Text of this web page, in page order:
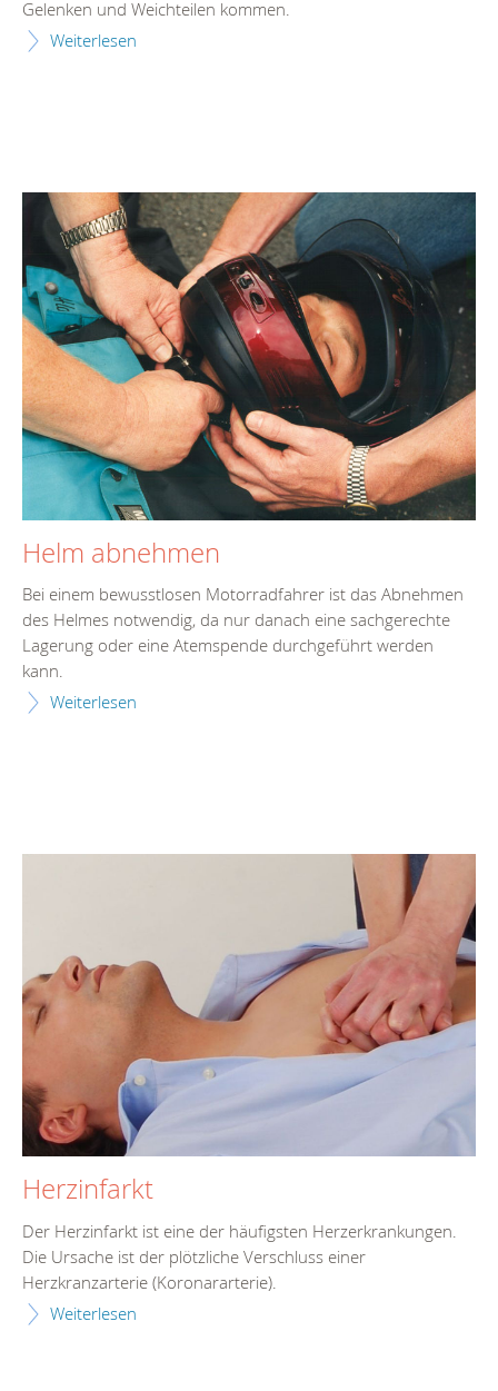
Gelenken und Weichteilen kommen.
Weiterlesen
Helm abnehmen
Bei einem bewusstlosen Motorradfahrer ist das Abnehmen
des Helmes notwendig, da nur danach eine sachgerechte
Lagerung oder eine Atemspende durchgeführt werden
kann.
Weiterlesen
Herzinfarkt
Der Herzinfarkt ist eine der häufigsten Herzerkrankungen.
Die Ursache ist der plötzliche Verschluss einer
Herzkranzarterie (Koronararterie).
Weiterlesen